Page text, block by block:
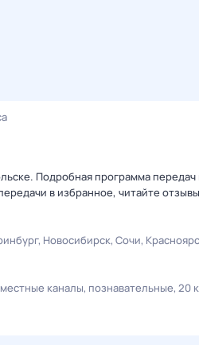
Подробная программа передач
в избранное, читайте отзывы
Новосибирск Сочи
местные каналы познавательные 20